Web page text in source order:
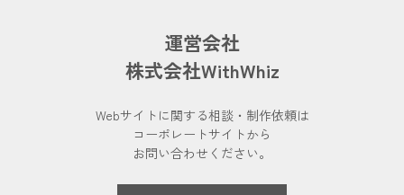
運営会社
株式会社WithWhiz
Webサイトに関する相談・制作依頼は
コーポレートサイトから
お問い合わせください。